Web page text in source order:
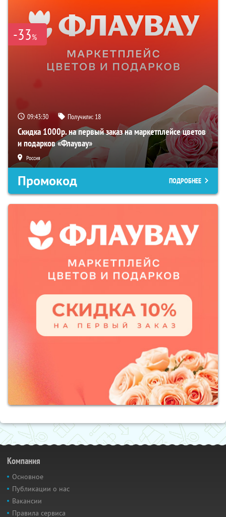
-33%
09:43:29 Получили: 18
Скидка 1000р. на первый заказ на маркетплейсе цветов
и подарков «Флаувау»
Россия
Промокод ПОДРОБНЕЕ
Компания
Основное
Публикации о нас
Вакансии
Правила сервиса